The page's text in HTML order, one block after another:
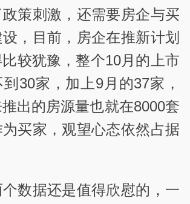
策刺激，还需要房企与买
，目前，房企在推新计划
比较犹豫，整个10月的上市
30家，加上9月的37家，
出的房源量也就在8000套
买家，观望心态依然占据
数据还是值得欣慰的，一